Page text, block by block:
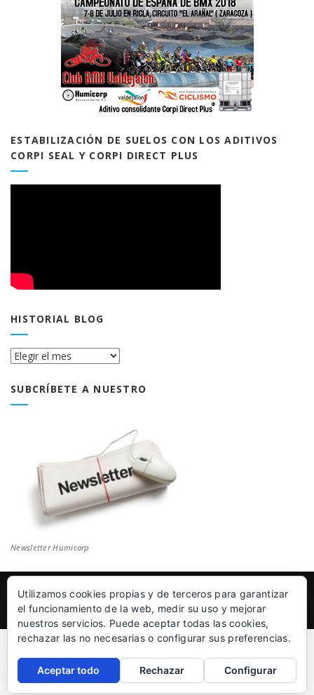
ESTABILIZACIÓN DE SUELOS CON LOS ADITIVOS
CORPI SEAL Y CORPI DIRECT PLUS
HISTORIAL BLOG
Historial
SUBCRÍBETE A NUESTRO
Newsletter Humicorp
© Humicorp Nanopolímeros S.L 2011-2026| Aviso Legal
Utilizamos cookies propias y de terceros para garantizar
el funcionamiento de la web, medir su uso y mejorar
nuestros servicios. Puede aceptar todas las cookies,
rechazar las no necesarias o configurar sus preferencias.
Aceptar todo Rechazar Configurar